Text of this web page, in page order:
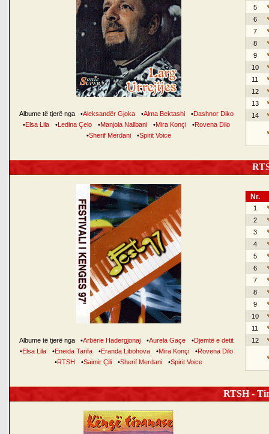
Albume të tjerë nga •Aleksandër Gjoka •Alma Bektashi •Dashnor Diko
•Elsa Lila •Ledina Çelo •Manjola Nallbani •Mira Konçi •Rovena Dilo
•Sherif Merdani •Spirit Voice
5
6
7
8
9
10
11
12
13
14
Albume të tjerë nga •Arbërie Hadergjonaj •Aurela Gaçe •Djemtë e detit
•Elsa Lila •Eneida Tarifa •Eranda Libohova •Mira Konçi •Rovena Dilo
•RTSH •Saimir Çili •Sherif Merdani •Spirit Voice
Nr.
1
2
3
4
5
6
7
8
9
10
11
12
RTSH -